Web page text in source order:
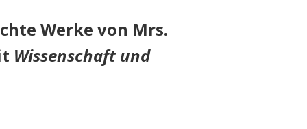
Werke von Mrs.
Wissenschaft und